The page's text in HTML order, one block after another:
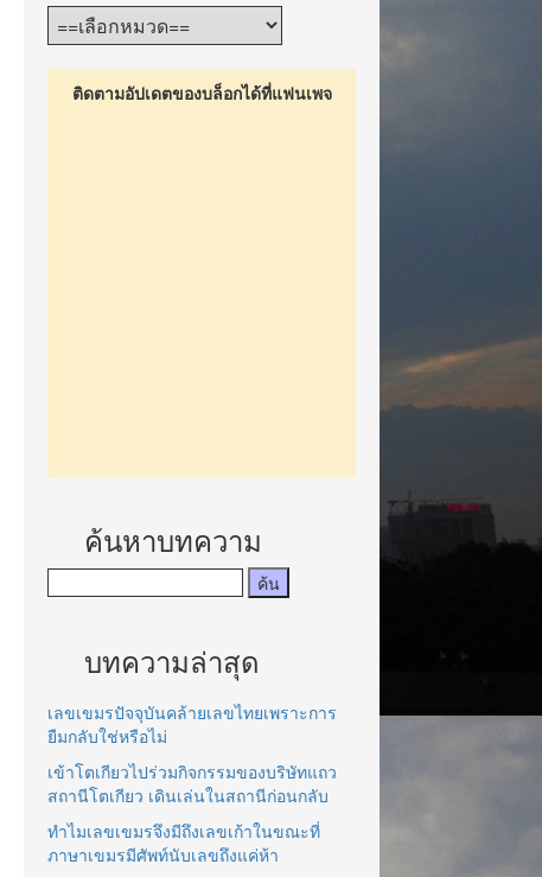
ติดตามอัปเดตของบล็อกได้ที่แฟนเพจ
ค้นหาบทความ
บทความล่าสุด
เลขเขมรปัจจุบันคล้ายเลขไทยเพราะการ
ยืมกลับใช่หรือไม่
เข้าโตเกียวไปร่วมกิจกรรมของบริษัทแถว
สถานีโตเกียว เดินเล่นในสถานีก่อนกลับ
ทำไมเลขเขมรจึงมีถึงเลขเก้าในขณะที่
ภาษาเขมรมีศัพท์นับเลขถึงแค่ห้า